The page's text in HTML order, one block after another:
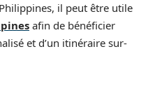
il peut être utile
afin de bénéficier
et d’un itinéraire sur-